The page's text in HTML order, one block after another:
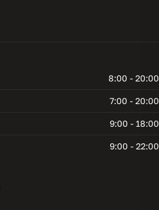
8:00 - 20:00
7:00 - 20:00
9:00 - 18:00
9:00 - 22:00